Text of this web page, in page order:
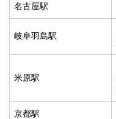
名古屋駅
岐阜羽島駅
米原駅
京都駅